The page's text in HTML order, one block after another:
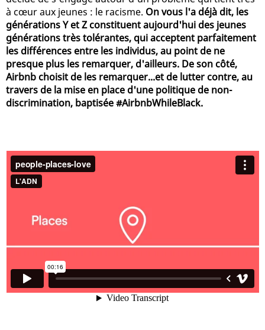
à cœur aux jeunes : le racisme. On vous l'a déjà dit, les
générations Y et Z constituent aujourd'hui des jeunes
générations très tolérantes, qui acceptent parfaitement
les différences entre les individus, au point de ne
presque plus les remarquer, d'ailleurs. De son côté,
Airbnb choisit de les remarquer...et de lutter contre, au
travers de la mise en place d'une politique de non-
discrimination, baptisée #AirbnbWhileBlack.